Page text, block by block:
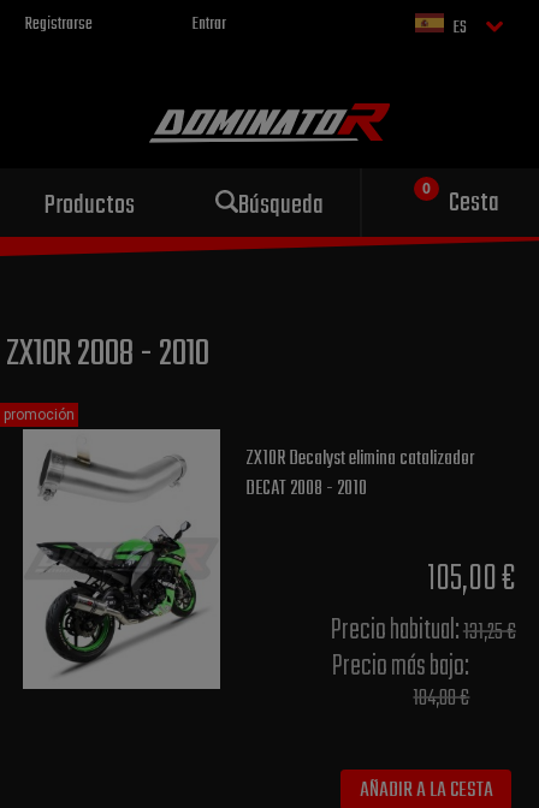
Registrarse Entrar ES
Productos Búsqueda Cesta
Escape deportivo
para tu motocicleta
ZX10R 2008 - 2010
ZX10R Decalyst elimina catalizador
DECAT 2008 - 2010
105,00 €
Precio habitual​:131,25 €
Precio más bajo​:
104,00 €
AÑADIR A LA CESTA
promoción